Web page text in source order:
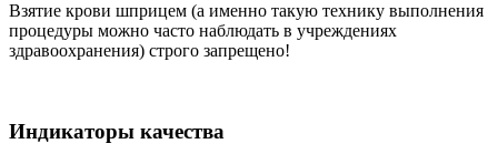
Взятие крови шприцем (а именно такую технику выполнения
процедуры можно часто наблюдать в учреждениях
здравоохранения) строго запрещено!
Индикаторы качества